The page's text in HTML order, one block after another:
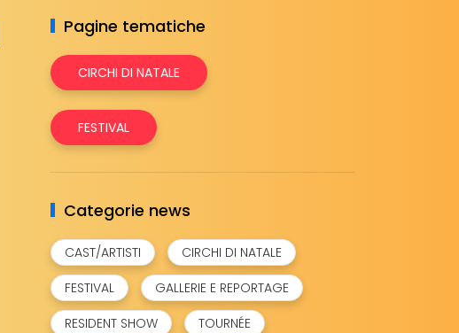
Pagine tematiche
CIRCHI DI NATALE
FESTIVAL
Categorie news
CAST/ARTISTI
CIRCHI DI NATALE
FESTIVAL
GALLERIE E REPORTAGE
RESIDENT SHOW
TOURNÉE